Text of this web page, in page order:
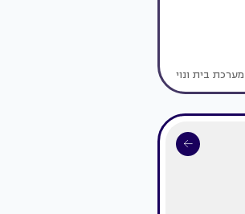
מערכת בית ונוי